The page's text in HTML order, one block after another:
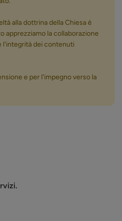
alla dottrina della Chiesa è
apprezziamo la collaborazione
l'integrità dei contenuti
e per l'impegno verso la